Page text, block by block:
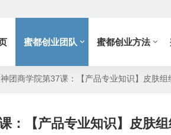
蜜都创业团队 蜜都创业方法
团商学院第37课：【产品专业知识】皮肤
：【产品专业知识】皮肤